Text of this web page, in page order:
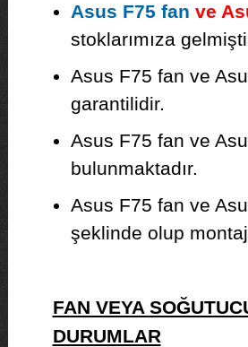
Asus F75 fan ve
stoklarımıza
Asus F75 fan ve
garantilidir.
Asus F75 fan ve
bulunmaktadır.
Asus F75 fan ve
şeklinde olup
FAN VEYA
DURUMLAR